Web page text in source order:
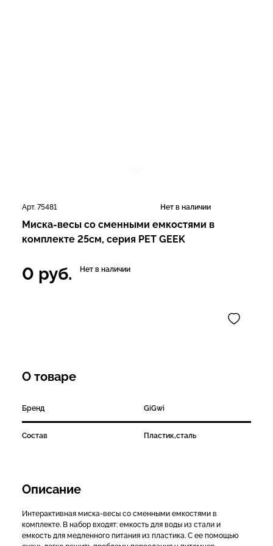
Арт. 75481 Нет в наличии
Миска-весы со сменными емкостями в
комплекте 25см, серия PET GEEK
0 руб. Нет в наличии
О товаре
Бренд GiGwi
Состав Пластик,сталь
Описание
Интерактивная миска-весы со сменными емкостями в
комплекте. В набор входят: емкость для воды из стали и
емкость для медленного питания из пластика. С ее помощью